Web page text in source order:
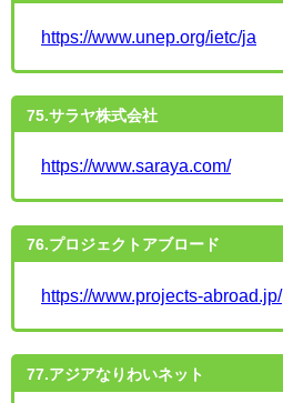
https://www.unep.org/ietc/ja
75.サラヤ株式会社
https://www.saraya.com/
76.プロジェクトアブロード
https://www.projects-abroad.jp/
77.アジアなりわいネット